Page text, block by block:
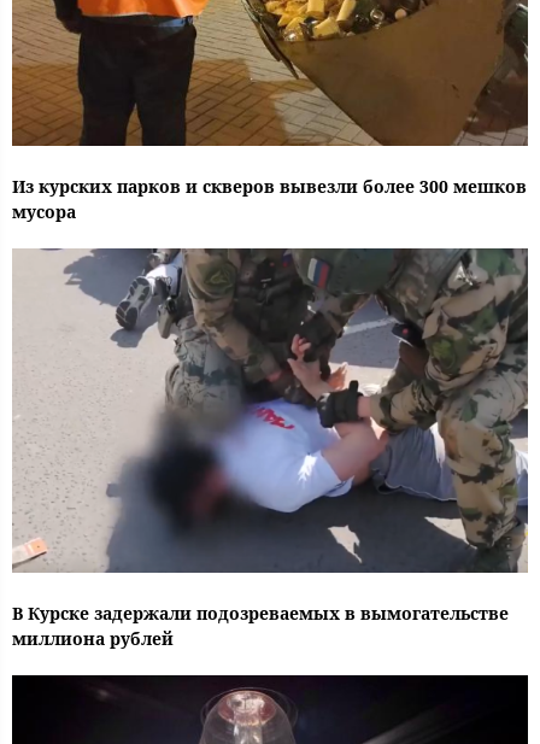
Из курских парков и скверов вывезли более 300 мешков
мусора
В Курске задержали подозреваемых в вымогательстве
миллиона рублей